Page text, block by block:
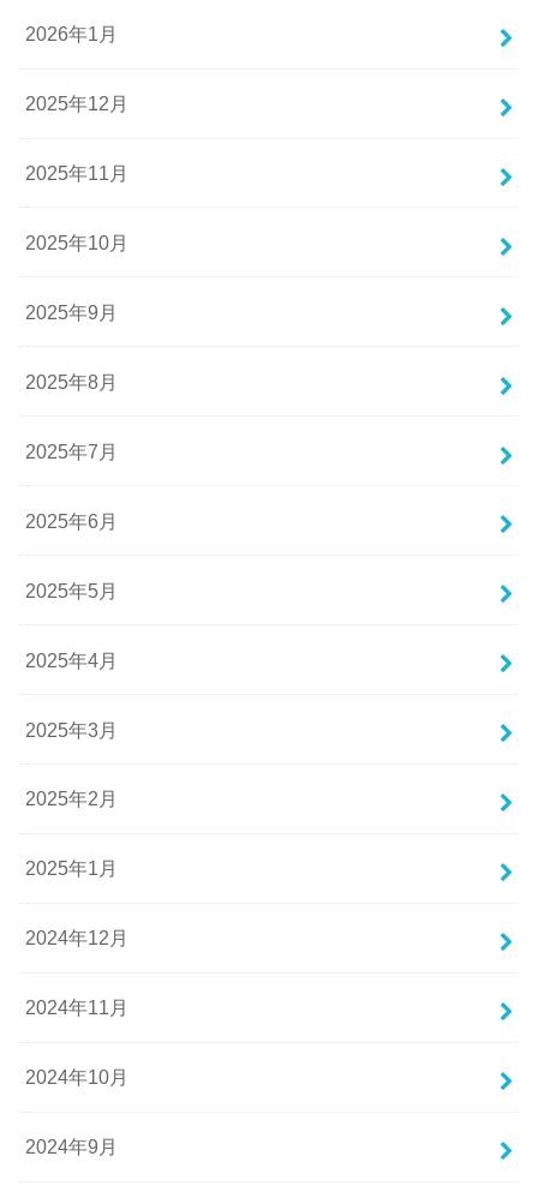
2026年1月
2025年12月
2025年11月
2025年10月
2025年9月
2025年8月
2025年7月
2025年6月
2025年5月
2025年4月
2025年3月
2025年2月
2025年1月
2024年12月
2024年11月
2024年10月
2024年9月